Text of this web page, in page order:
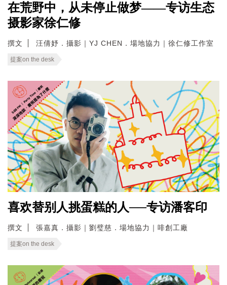
在荒野中，从未停止做梦——专访生态
摄影家徐仁修
撰文 汪倩妤．攝影｜YJ CHEN．場地協力｜徐仁修工作室
提案on the desk
喜欢替别人挑蛋糕的人──专访潘客印
撰文 張嘉真．攝影｜劉璧慈．場地協力｜啡創工廠
提案on the desk